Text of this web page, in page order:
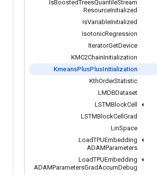
IsBoostedTreesQuantileStream
ResourceInitialized
IsVariableInitialized
IsotonicRegression
IteratorGetDevice
KMC2ChainInitialization
KmeansPlusPlusInitialization
KthOrderStatistic
LMDBDataset
LSTMBlockCell
LSTMBlockCell Grad
LinSpace
LoadTPUEmbedding
ADAMParameters
LoadTPUEmbedding
ADAMParametersGradAccumDebug